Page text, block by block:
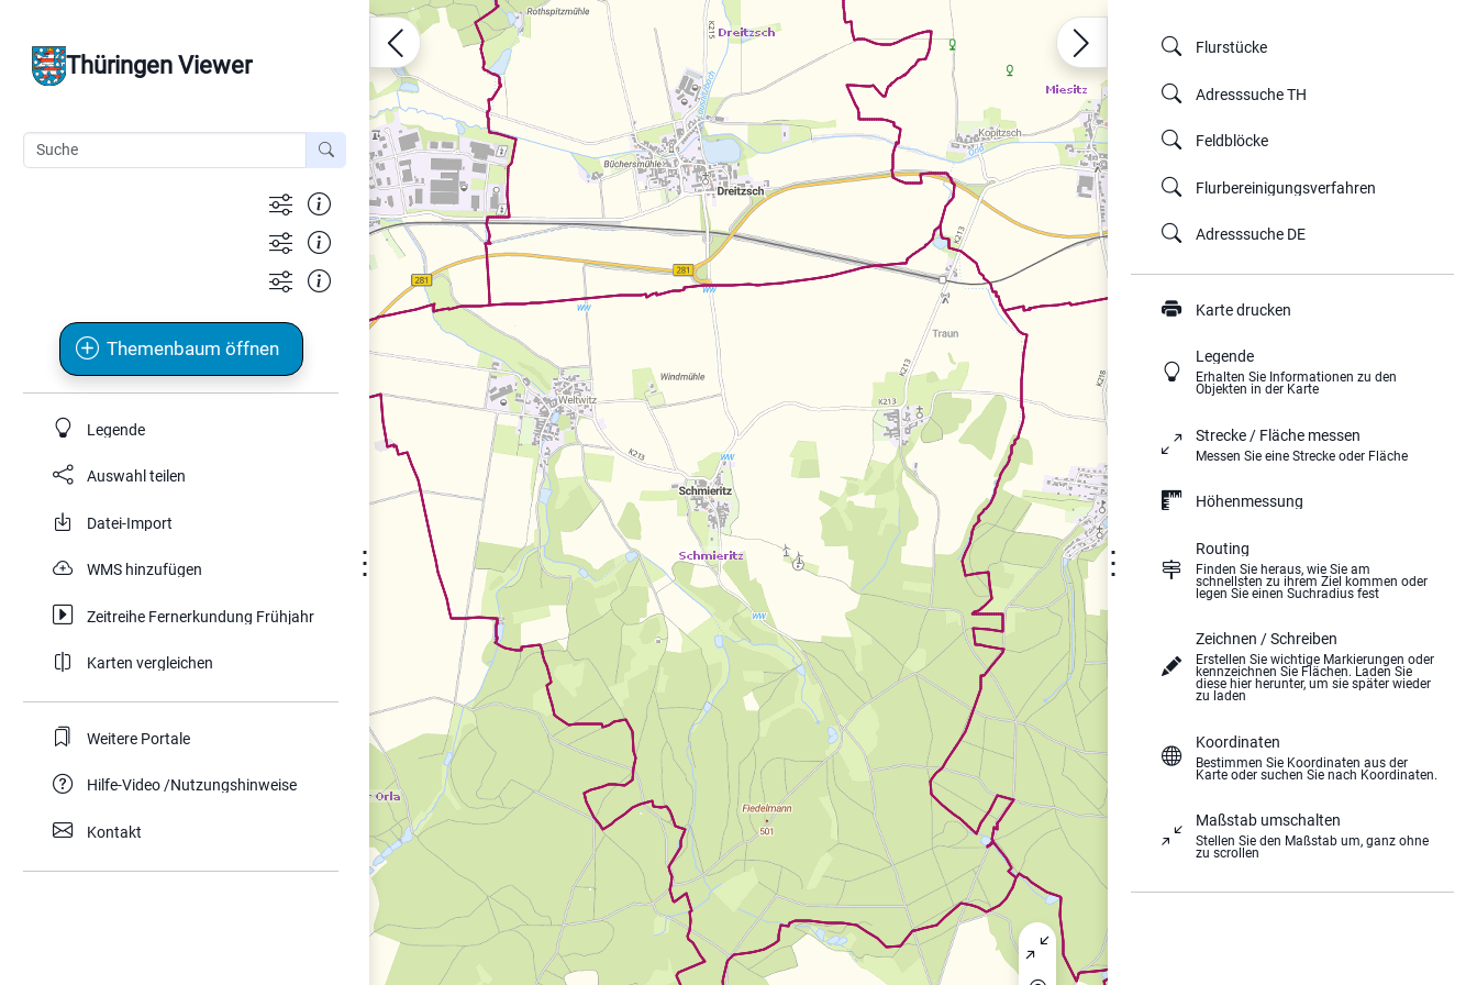
Thüringen Viewer
Themenbaum öffnen
Legende
Auswahl teilen
Datei-Import
WMS hinzufügen
Zeitreihe Fernerkundung Frühjahr
Karten vergleichen
Weitere Portale
Hilfe-Video /Nutzungshinweise
Kontakt
⋮
Flurstücke
Adresssuche TH
Feldblöcke
Flurbereinigungsverfahren
Adresssuche DE
Karte drucken
Legende
Erhalten Sie Informationen zu den
Objekten in der Karte
Strecke / Fläche messen
Messen Sie eine Strecke oder Fläche
Höhenmessung
Routing
Finden Sie heraus, wie Sie am
schnellsten zu ihrem Ziel kommen oder
legen Sie einen Suchradius fest
Zeichnen / Schreiben
Erstellen Sie wichtige Markierungen oder
kennzeichnen Sie Flächen. Laden Sie
diese hier herunter, um sie später wieder
zu laden
Koordinaten
Bestimmen Sie Koordinaten aus der
Karte oder suchen Sie nach Koordinaten.
Maßstab umschalten
Stellen Sie den Maßstab um, ganz ohne
zu scrollen
⋮